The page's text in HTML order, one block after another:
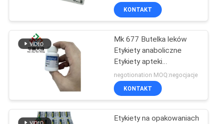
JAKOŚCI
SKONTAKTUJ
NAMI
Hologram Materiał
KONTAKT
Mk 677 Butelka leków
Etykiety anaboliczne
Etykiety apteki
Drukowanie opracowane
na zamówienie
negotionation MOQ:negocjacje
KONTAKT
Etykiety na opakowaniach